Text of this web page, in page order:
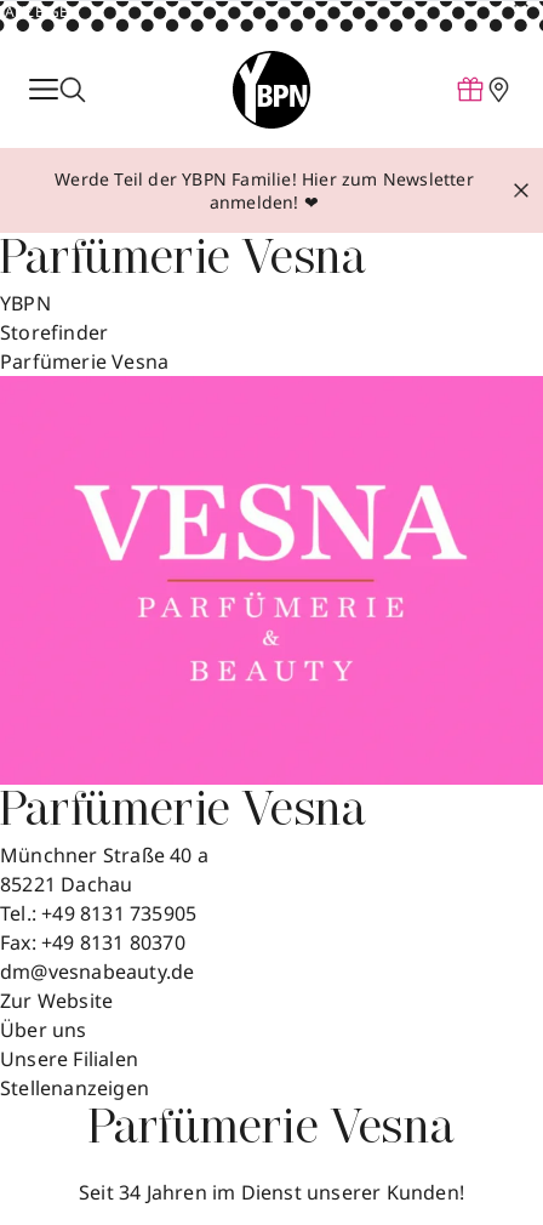
ANZEIGE
Parfum
Make-up
Behandlungen
Inspiration
Über YBPN
Werde Teil der YBPN Familie! Hier zum Newsletter
anmelden! ❤
Parfümerie Vesna
YBPN
Storefinder
Parfümerie Vesna
Parfümerie Vesna
Münchner Straße 40 a
85221 Dachau
Tel.:+49 8131 735905
Fax: +49 8131 80370
dm@vesnabeauty.de
Zur Website
Über uns
Unsere Filialen
Stellenanzeigen
Parfümerie Vesna
Seit 34 Jahren im Dienst unserer Kunden!